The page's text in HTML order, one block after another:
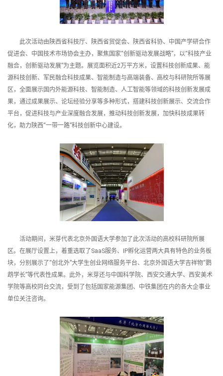
此次活动由陕西省科技厅、陕西省贸促会、陕西省科协、中国产学研合作
促进会、中国技术市场协会主办，聚焦国家“创新驱动发展战略”，以“科技产业
融合，创新驱动发展”为主题。展览面积近2万平方米，设置科技创新成果、能
源科技创新、军民融合科技成果、智能制造与高端装备、高校与科研院所等展
区，全面展示国内外能源科技、智能制造、人工智能等领域的科技创新发展成
果，通过成果展示、论坛经验分享等多种形式，搭建科技创新展示、交流合作
平台，促进科技与产业深度融合发展，推动科技创新发展，加快科技成果转
化，助力陕西“一带一路”科技创新中心建设。
活动期间，米芽代表北京外国语大学参加了此次活动的高校科研院所展
区。在展厅设置上，着重选取了SaaS服务、IP孵化运营两大具有特色的业务板
块，分别展示了“创北外”大学生创业网络服务平台、北京外国语大学吉祥物“鹦
鹉学长”等代表性成果。此外，米芽还与中国科学院、西安交通大学、西安美术
学院等高校同台交流，受到了包括国家能源集团、中铁集团在内的各大企事业
单位关注咨询。